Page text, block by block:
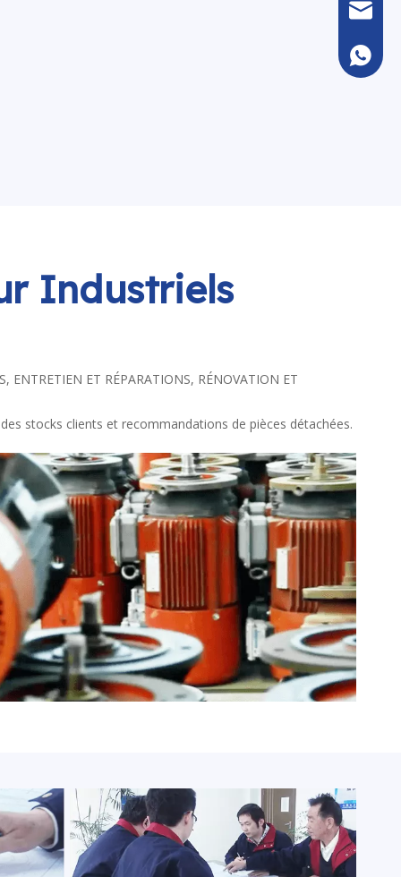
Industriels
ET RÉPARATIONS, RÉNOVATION ET
stocks clients et recommandations de pièces détachées.